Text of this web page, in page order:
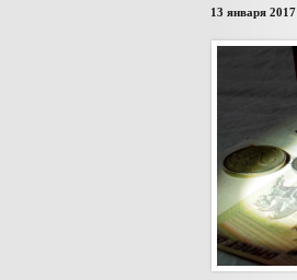
13 января 2017